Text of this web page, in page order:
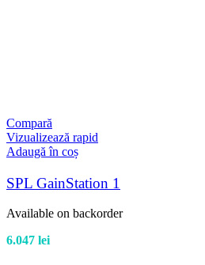
Compară
Vizualizează rapid
Adaugă în coș
SPL GainStation 1
Available on backorder
6.047 lei